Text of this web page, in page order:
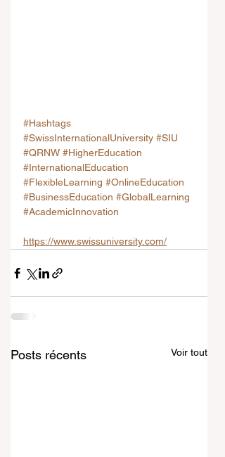
#Hashtags
#SwissInternationalUniversity #SIU
#QRNW #HigherEducation
#InternationalEducation
#FlexibleLearning #OnlineEducation
#BusinessEducation #GlobalLearning
#AcademicInnovation
https://www.swissuniversity.com/
Posts récents Voir tout